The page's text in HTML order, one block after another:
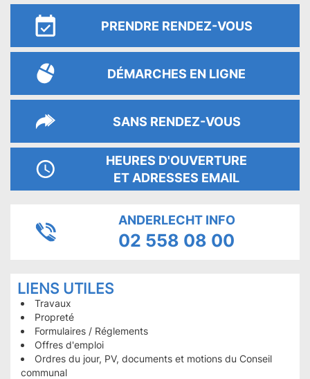
PRENDRE RENDEZ-VOUS
DÉMARCHES EN LIGNE
SANS RENDEZ-VOUS
HEURES D'OUVERTURE
ET ADRESSES EMAIL
ANDERLECHT INFO
02 558 08 00
PAGES
LES
PLUS
CONSULTÉES
HOMEPAGE
LIENS UTILES
Travaux
Propreté
Formulaires / Réglements
Offres d'emploi
Ordres du jour, PV, documents et motions du Conseil
communal